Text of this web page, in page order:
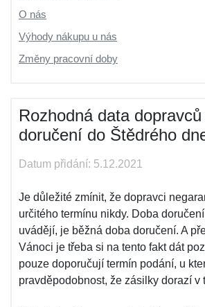
O nás
Výhody nákupu u nás
Změny pracovní doby
Rozhodná data
doručení do Štědrého
Datum přidání: 5.12.2021
Je důležité zmínit, že dopravci
určitého termínu nikdy. Doba
uvádějí, je běžná doba doručení. A
Vánoci je třeba si na tento fakt dát
pouze doporučují termín podání, u
pravděpodobnost, že zásilky dorazí v